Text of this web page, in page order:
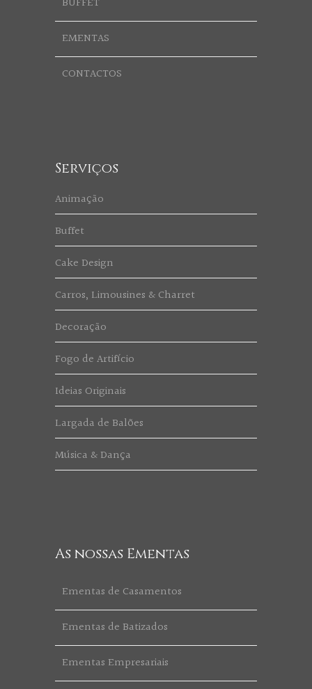
EMENTAS
CONTACTOS
Serviços
Animação
Buffet
Cake Design
Carros, Limousines & Charret
Decoração
Fogo de Artifício
Ideias Originais
Largada de Balões
Música & Dança
As nossas Ementas
Ementas de Casamentos
Ementas de Batizados
Ementas Empresariais